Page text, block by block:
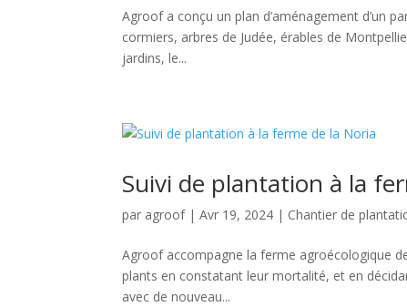
Agroof a conçu un plan d’aménagement d’un
cormiers, arbres de Judée, érables de
jardins, le...
Suivi de plantation à la
par agroof|Avr 19, 2024 | Chantier de
Agroof accompagne la ferme agroécologique
plants en constatant leur mortalité, et en
avec de nouveau...